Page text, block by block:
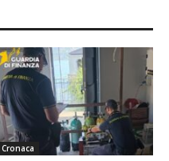
Cronaca